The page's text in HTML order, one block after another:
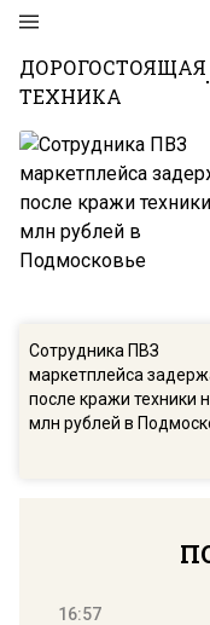
ДОРОГОСТОЯЩАЯ
ТЕХНИКА
Сотрудника ПВЗ
маркетплейса
после кражи техники
млн рублей в
16:57